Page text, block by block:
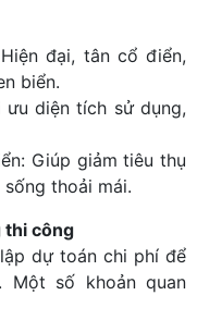
đại, tân cổ điển,
biển.
diện tích sử dụng,
Giúp giảm tiêu thụ
thoải mái.
thi công
dự toán chi phí để
Một số khoản quan